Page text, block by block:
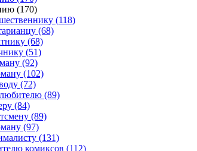
(170)
(118)
(68)
(68)
(51)
(92)
(102)
(72)
(89)
(84)
(89)
(97)
(131)
комиксов (112)